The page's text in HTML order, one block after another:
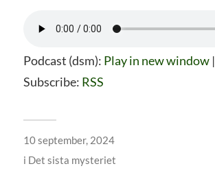
Podcast (dsm): Play in new window|
Subscribe: RSS
10 september, 2024
i Det sista mysteriet